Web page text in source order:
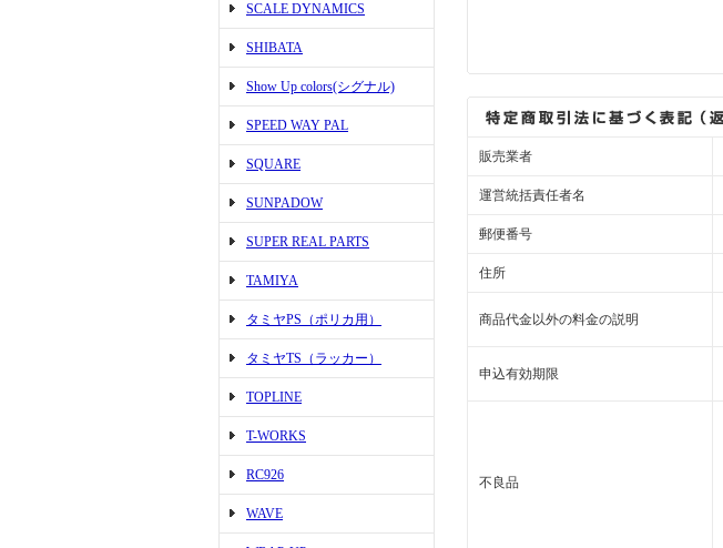
SCALE DYNAMICS
SHIBATA
Show Up colors(シグナル)
SPEED WAY PAL
SQUARE
SUNPADOW
SUPER REAL PARTS
TAMIYA
タミヤPS（ポリカ用）
タミヤTS（ラッカー）
TOPLINE
T-WORKS
RC926
WAVE
販売業者
運営統括責任者名
郵便番号
住所
商品代金以外の料金の説明
申込有効期限
不良品